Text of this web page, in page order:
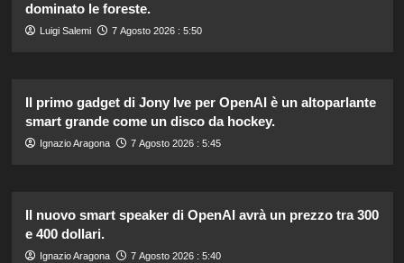
dominato le foreste.
Luigi Salemi 7 Agosto 2026 : 5:50
Il primo gadget di Jony Ive per OpenAI è un altoparlante
smart grande come un disco da hockey.
Ignazio Aragona 7 Agosto 2026 : 5:45
Il nuovo smart speaker di OpenAI avrà un prezzo tra 300
e 400 dollari.
Ignazio Aragona 7 Agosto 2026 : 5:40